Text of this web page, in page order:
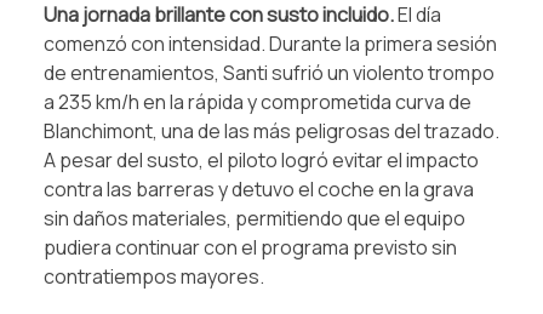
Una jornada brillante con susto incluido.El día
comenzó con intensidad. Durante la primera sesión
de entrenamientos, Santi sufrió un violento trompo
a 235 km/h en la rápida y comprometida curva de
Blanchimont, una de las más peligrosas del trazado.
A pesar del susto, el piloto logró evitar el impacto
contra las barreras y detuvo el coche en la grava
sin daños materiales, permitiendo que el equipo
pudiera continuar con el programa previsto sin
contratiempos mayores.